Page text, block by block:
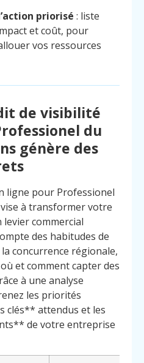
priorisé : liste
et coût, pour
vos ressources
de visibilité
du
génère des
ligne pour Professionel
à transformer votre
commercial
des habitudes de
concurrence régionale,
et comment capter des
à une analyse
les priorités
clés** attendus et les
de votre entreprise